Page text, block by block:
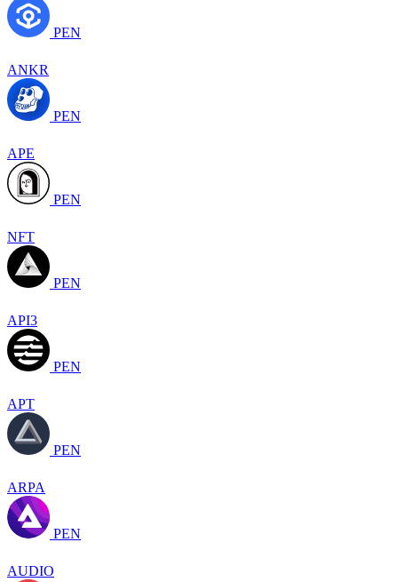
PEN
ANKR
PEN
APE
PEN
NFT
PEN
API3
PEN
APT
PEN
ARPA
PEN
AUDIO